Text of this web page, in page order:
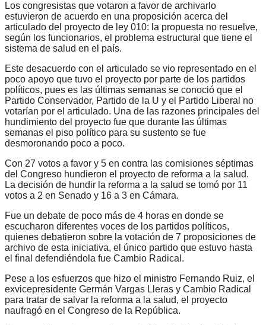
Los congresistas que votaron a favor de archivarlo
estuvieron de acuerdo en una proposición acerca del
articulado del proyecto de ley 010: la propuesta no resuelve,
según los funcionarios, el problema estructural que tiene el
sistema de salud en el país.
Este desacuerdo con el articulado se vio representado en el
poco apoyo que tuvo el proyecto por parte de los partidos
políticos, pues es las últimas semanas se conoció que el
Partido Conservador, Partido de la U y el Partido Liberal no
votarían por el articulado. Una de las razones principales del
hundimiento del proyecto fue que durante las últimas
semanas el piso político para su sustento se fue
desmoronando poco a poco.
Con 27 votos a favor y 5 en contra las comisiones séptimas
del Congreso hundieron el proyecto de reforma a la salud.
La decisión de hundir la reforma a la salud se tomó por 11
votos a 2 en Senado y 16 a 3 en Cámara.
Fue un debate de poco más de 4 horas en donde se
escucharon diferentes voces de los partidos políticos,
quienes debatieron sobre la votación de 7 proposiciones de
archivo de esta iniciativa, el único partido que estuvo hasta
el final defendiéndola fue Cambio Radical.
Pese a los esfuerzos que hizo el ministro Fernando Ruiz, el
exvicepresidente Germán Vargas Lleras y Cambio Radical
para tratar de salvar la reforma a la salud, el proyecto
naufragó en el Congreso de la República.